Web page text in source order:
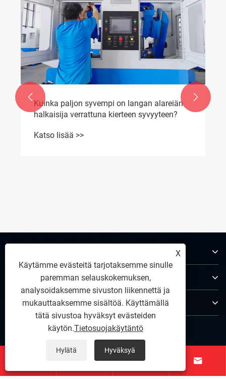
Kuinka paljon syvempi on langan alareiän
halkaisija verrattuna kierteen syvyyteen?
Katso lisää >>
 
Tuotteet
Ota meihin yhteyttä
SEURAA MEITÄ
 
X
Käytämme evästeitä tarjotaksemme sinulle
paremman selauskokemuksen,
analysoidaksemme sivuston liikennettä ja
mukauttaaksemme sisältöä. Käyttämällä
tätä sivustoa hyväksyt evästeiden
käytön.Tietosuojakäytäntö
Hylätä Hyväksyä